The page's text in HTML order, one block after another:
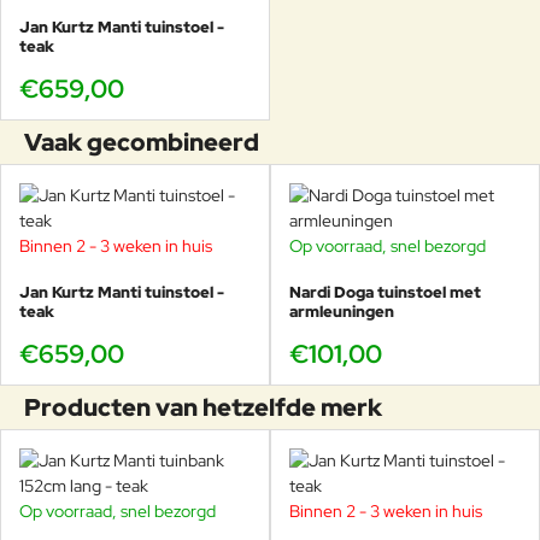
kussens. Vlekken op de kussens
kunnen met water en zeep worden
verwijderd.
Jan Kurtz Manti tuinstoel -
teak
€659,00
Vaak gecombineerd
Binnen 2 - 3 weken in huis
Jan Kurtz Manti tuinstoel -
teak
€659,00
Op voorraad, snel bezorgd
Nardi Doga tuinstoel met
armleuningen
€101,00
Producten van hetzelfde merk
-24%
Op voorraad, snel bezorgd Binnen 2 - 3 weken in huis